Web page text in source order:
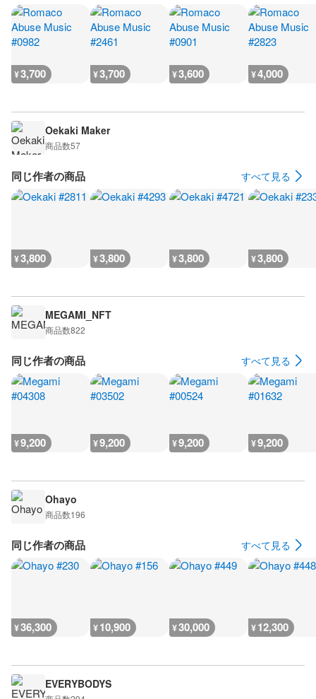
¥3,700 ¥3,700 ¥3,600 ¥4,000
Oekaki Maker
商品数57
同じ作者の商品 すべて見る
¥3,800 ¥3,800 ¥3,800 ¥3,800
MEGAMI_NFT
商品数822
同じ作者の商品 すべて見る
¥9,200 ¥9,200 ¥9,200 ¥9,200
Ohayo
商品数196
同じ作者の商品 すべて見る
¥36,300 ¥10,900 ¥30,000 ¥12,300
EVERYBODYS